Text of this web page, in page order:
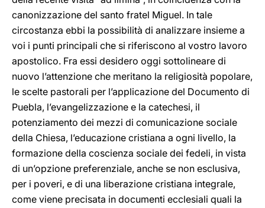
canonizzazione del santo fratel Miguel. In tale
circostanza ebbi la possibilità di analizzare insieme a
voi i punti principali che si riferiscono al vostro lavoro
apostolico. Fra essi desidero oggi sottolineare di
nuovo l’attenzione che meritano la religiosità popolare,
le scelte pastorali per l’applicazione del Documento di
Puebla, l’evangelizzazione e la catechesi, il
potenziamento dei mezzi di comunicazione sociale
della Chiesa, l’educazione cristiana a ogni livello, la
formazione della coscienza sociale dei fedeli, in vista
di un’opzione preferenziale, anche se non esclusiva,
per i poveri, e di una liberazione cristiana integrale,
come viene precisata in documenti ecclesiali quali la